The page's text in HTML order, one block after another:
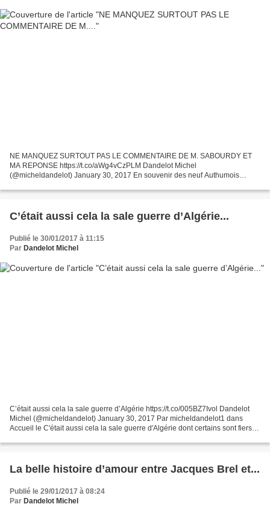
NE MANQUEZ SURTOUT PAS LE COMMENTAIRE DE M. SABOURDY ET
MA REPONSE https://t.co/aWg4vCzPLM Dandelot Michel
(@micheldandelot) January 30, 2017 En souvenir des neuf Authumois
des environs....
C’était aussi cela la sale guerre d’Algérie...
Publié le 30/01/2017 à 11:15
Par Dandelot Michel
C’était aussi cela la sale guerre d’Algérie https://t.co/005BZ7Ivol Dandelot
Michel (@micheldandelot) January 30, 2017 Par micheldandelot1 dans
Accueil le C'était aussi cela la sale guerre d'Algérie dont certains sont fiers
La belle histoire d’amour entre Jacques Brel et...
Publié le 29/01/2017 à 08:24
Par Dandelot Michel